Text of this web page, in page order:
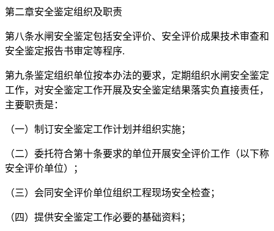
第二章安全鉴定组织及职责
第八条水闸安全鉴定包括安全评价、安全评价成果技术审查和
安全鉴定报告书审定等程序.
第九条鉴定组织单位按本办法的要求，定期组织水闸安全鉴定
工作，对安全鉴定工作开展及安全鉴定结果落实负直接责任，
主要职责是：
（一）制订安全鉴定工作计划并组织实施；
（二）委托符合第十条要求的单位开展安全评价工作（以下称
安全评价单位）；
（三）会同安全评价单位组织工程现场安全检查；
（四）提供安全鉴定工作必要的基础资料；